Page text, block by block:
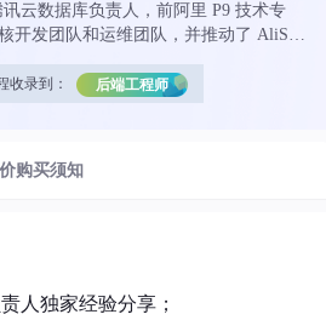
云数据库负责人，前阿里 P9 技术专
开发团队和运维团队，并推动了 AliSQ
社区贡献者，丁奇专注于数据存
改进、MySQL 性能优化和功能改进，
。
收录到： 后端工程师
购买须知
人独家经验分享；